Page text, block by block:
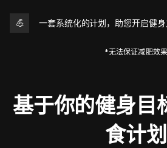
💪 一套系统化的计划，助您开启健
*无法保证减肥效果
基于你的健身目
食计划